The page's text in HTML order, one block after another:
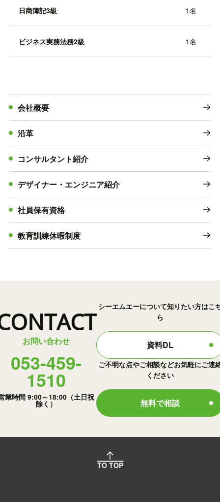
日商簿記3級 1名
ビジネス実務法務2級 1名
会社概要
沿革
コンサルタント紹介
デザイナー・エンジニア紹介
社員保有資格
教育訓練休暇制度
お問い合わせ
053-459-
1510
業時間 9:00～18:00（土日祝
除く）
シーエムエーについて知りたい方はこ
ら
資料DL
ご不明な点やご相談などお気軽にご連
ください
無料で相談
TO TOP